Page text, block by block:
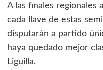
A las finales regionales
cada llave de estas
disputarán a partido
haya quedado mejor
Liguilla.